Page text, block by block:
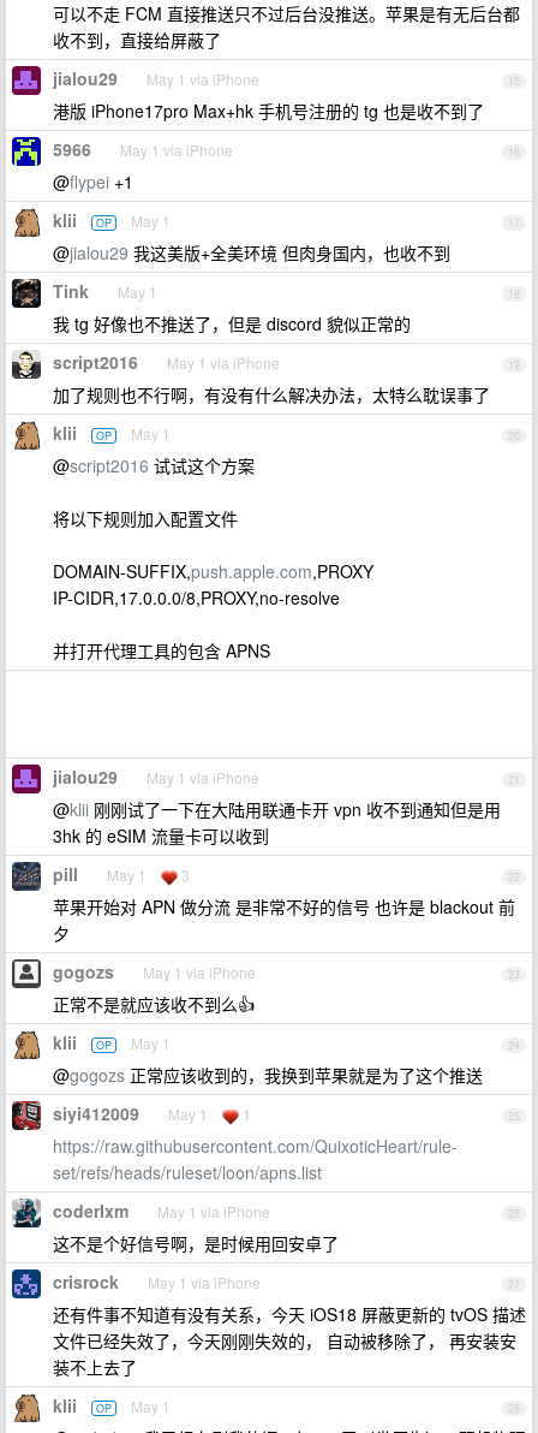
可以不走 FCM 直接推送只不过后台没推送。苹果是有无后台都
收不到，直接给屏蔽了
15
jialou29 May 1 via iPhone
港版 iPhone17pro Max+hk 手机号注册的 tg 也是收不到了
16
5966 May 1 via iPhone
@flypei +1
17
klii OP May 1
@jialou29 我这美版+全美环境 但肉身国内，也收不到
18
Tink May 1
我 tg 好像也不推送了，但是 discord 貌似正常的
19
script2016 May 1 via iPhone
加了规则也不行啊，有没有什么解决办法，太特么耽误事了
20
klii OP May 1
@script2016 试试这个方案
将以下规则加入配置文件
DOMAIN-SUFFIX,push.apple.com,PROXY
IP-CIDR,17.0.0.0/8,PROXY,no-resolve
并打开代理工具的包含 APNS
21
jialou29 May 1 via iPhone
@klii 刚刚试了一下在大陆用联通卡开 vpn 收不到通知但是用
3hk 的 eSIM 流量卡可以收到
22
pill May 1 3
苹果开始对 APN 做分流 是非常不好的信号 也许是 blackout 前
夕
23
gogozs May 1 via iPhone
正常不是就应该收不到么👍
24
klii OP May 1
@gogozs 正常应该收到的，我换到苹果就是为了这个推送
25
siyi412009 May 1 1
https://raw.githubusercontent.com/QuixoticHeart/rule-
set/refs/heads/ruleset/loon/apns.list
26
coderlxm May 1 via iPhone
这不是个好信号啊，是时候用回安卓了
27
crisrock May 1 via iPhone
还有件事不知道有没有关系，今天 iOS18 屏蔽更新的 tvOS 描述
文件已经失效了，今天刚刚失效的， 自动被移除了， 再安装安
装不上去了
28
klii OP May 1